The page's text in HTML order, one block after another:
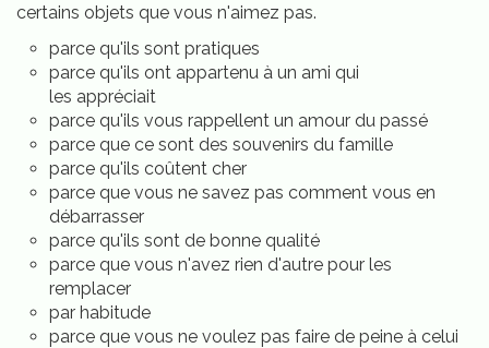
certains objets que vous n'aimez pas.
parce qu'ils sont pratiques
parce qu'ils ont appartenu à un ami qui
les appréciait
parce qu'ils vous rappellent un amour du passé
parce que ce sont des souvenirs du famille
parce qu'ils coûtent cher
parce que vous ne savez pas comment vous en
débarrasser
parce qu'ils sont de bonne qualité
parce que vous n'avez rien d'autre pour les
remplacer
par habitude
parce que vous ne voulez pas faire de peine à celui